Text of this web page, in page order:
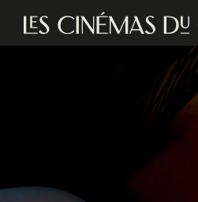
Aller au contenu principal